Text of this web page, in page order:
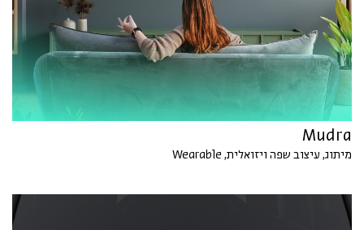
Mudra
מיתוג, עיצוב שפה ויזואלית, Wearable